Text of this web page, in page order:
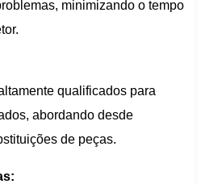
minimizando o tempo
qualificados para
abordando desde
de peças.